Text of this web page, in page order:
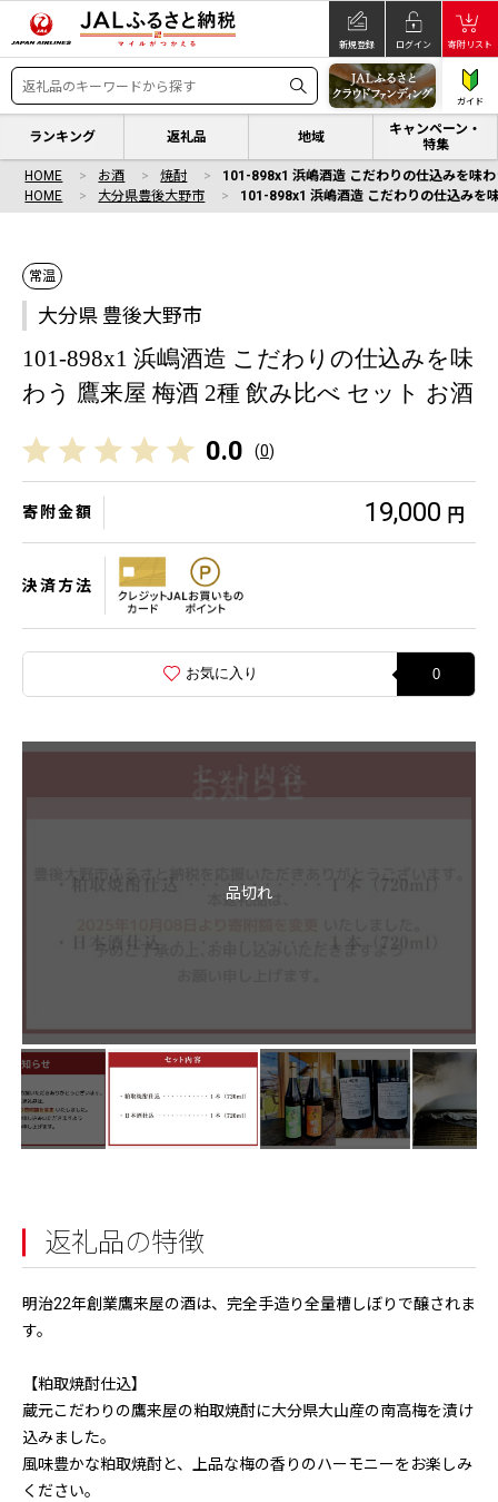
新規登録 ログイン 寄附リスト
ガイド
ランキング 返礼品 地域
キャンペーン・
特集
HOME お酒 焼酎
101-898x1 浜嶋酒造 こだわりの仕込みを味
HOME
大分県豊後大野市 101-898x1 浜嶋酒造 こだわりの仕込みを
常温
大分県 豊後大野市
101-898x1 浜嶋酒造 こだわりの仕込みを味
わう 鷹来屋 梅酒 2種 飲み比べ セット お酒
0.0 (0)
寄附金額 19,000 円
決済方法
お気に入り 0
品切れ
返礼品の特徴
明治22年創業鷹来屋の酒は、完全手造り全量槽しぼりで醸されま
す。
【粕取焼酎仕込】
蔵元こだわりの鷹来屋の粕取焼酎に大分県大山産の南高梅を漬け
込みました。
風味豊かな粕取焼酎と、上品な梅の香りのハーモニーをお楽しみ
ください。